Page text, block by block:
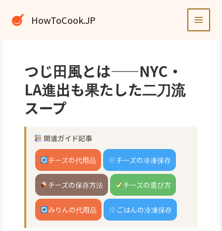
HowToCook.JP
つじ田風とは——NYC・
LA進出も果たした二刀流
スープ
関連ガイド記事
チーズの代用品 チーズの冷凍保存
チーズの保存方法 チーズの選び方
みりんの代用品 ごはんの冷凍保存